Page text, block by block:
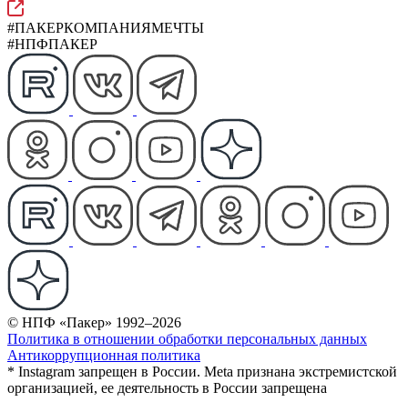
#ПАКЕРКОМПАНИЯМЕЧТЫ
#НПФПАКЕР
© НПФ «Пакер» 1992–2026
Политика в отношении обработки персональных данных
Антикоррупционная политика
* Instagram запрещен в России. Meta признана экстремистской
организацией, ее деятельность в России запрещена